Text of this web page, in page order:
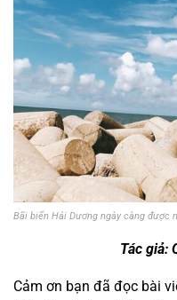
Bãi biển Hải Dương ngày càng được
Tác giả:
Cảm ơn bạn đã đọc bài